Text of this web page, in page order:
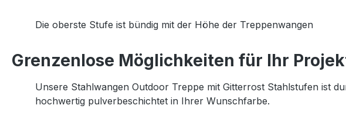
Die oberste Stufe ist bündig mit der Höhe der Treppenwangen
Grenzenlose Möglichkeiten für Ihr
Unsere Stahlwangen Outdoor Treppe mit Gitterrost Stahlstufen ist
hochwertig pulverbeschichtet in Ihrer Wunschfarbe.